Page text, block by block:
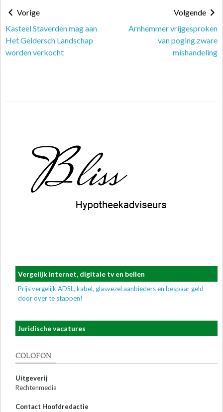
Vorige
Kasteel Staverden mag aan
Het Geldersch Landschap
worden verkocht
Volgende
Arnhemmer vrijgesproken
van poging zware
mishandeling
Vergelijk internet, digitale tv en bellen
Prijs vergelijk ADSL, kabel, glasvezel aanbieders en bespaar geld
door over te stappen!
Juridische vacatures
COLOFON
Uitgeverij
Rechtenmedia
Contact Hoofdredactie